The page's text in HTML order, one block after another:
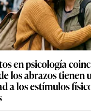
en psicología
los abrazos tienen
a los estímulos